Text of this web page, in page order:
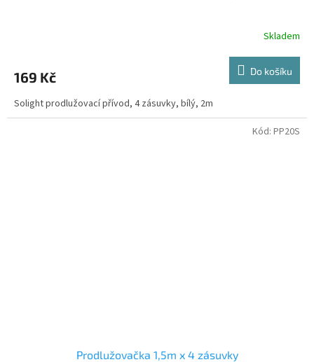
Skladem
169 Kč Do košíku
Solight prodlužovací přívod, 4 zásuvky, bílý, 2m
Prodlužovačka 1,5m x 4 zásuvky
Kód: PP20S